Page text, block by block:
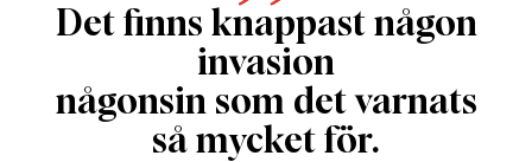
Det finns knappast någon
invasion
någonsin som det varnats
så mycket för.